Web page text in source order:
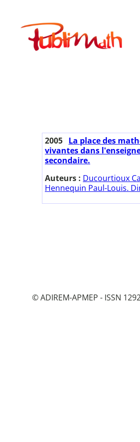
contenuPublimath
2005 La place des
vivantes dans
secondaire.
Auteurs : Ducourtioux
Hennequin Paul-Louis.
© ADIREM-APMEP - ISSN